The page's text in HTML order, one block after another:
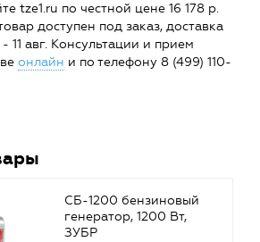
tze1.ru по честной цене 16 178 р.
доступен под заказ, доставка
11 авг. Консультации и прием
онлайн и по телефону 8 (499) 110-
СБ-1200 бензиновый
генератор, 1200 Вт,
ЗУБР